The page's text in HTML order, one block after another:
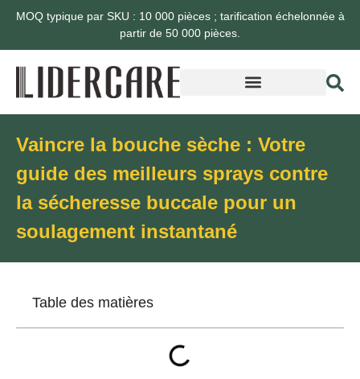
MOQ typique par SKU : 10 000 pièces ; tarification échelonnée à
partir de 50 000 pièces.
Vaincre la bouche sèche : Votre
guide des meilleurs sprays contre
la sécheresse buccale pour un
soulagement instantané
Table des matières